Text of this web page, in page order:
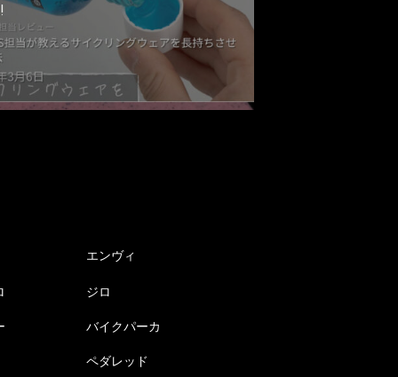
エンヴィ
ジロ
バイクパーカ
ペダレッド